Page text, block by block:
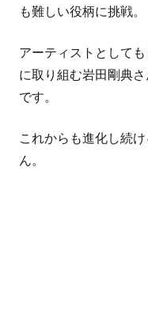
も難しい役柄に挑戦。
アーティストとして
に取り組む岩田剛典さ
です。
これからも進化し続け
ん。